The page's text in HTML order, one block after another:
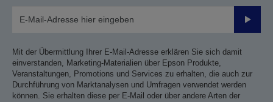
Mit der Übermittlung Ihrer E-Mail-Adresse erklären Sie sich damit
einverstanden, Marketing-Materialien über Epson Produkte,
Veranstaltungen, Promotions und Services zu erhalten, die auch zur
Durchführung von Marktanalysen und Umfragen verwendet werden
können. Sie erhalten diese per E-Mail oder über andere Arten der